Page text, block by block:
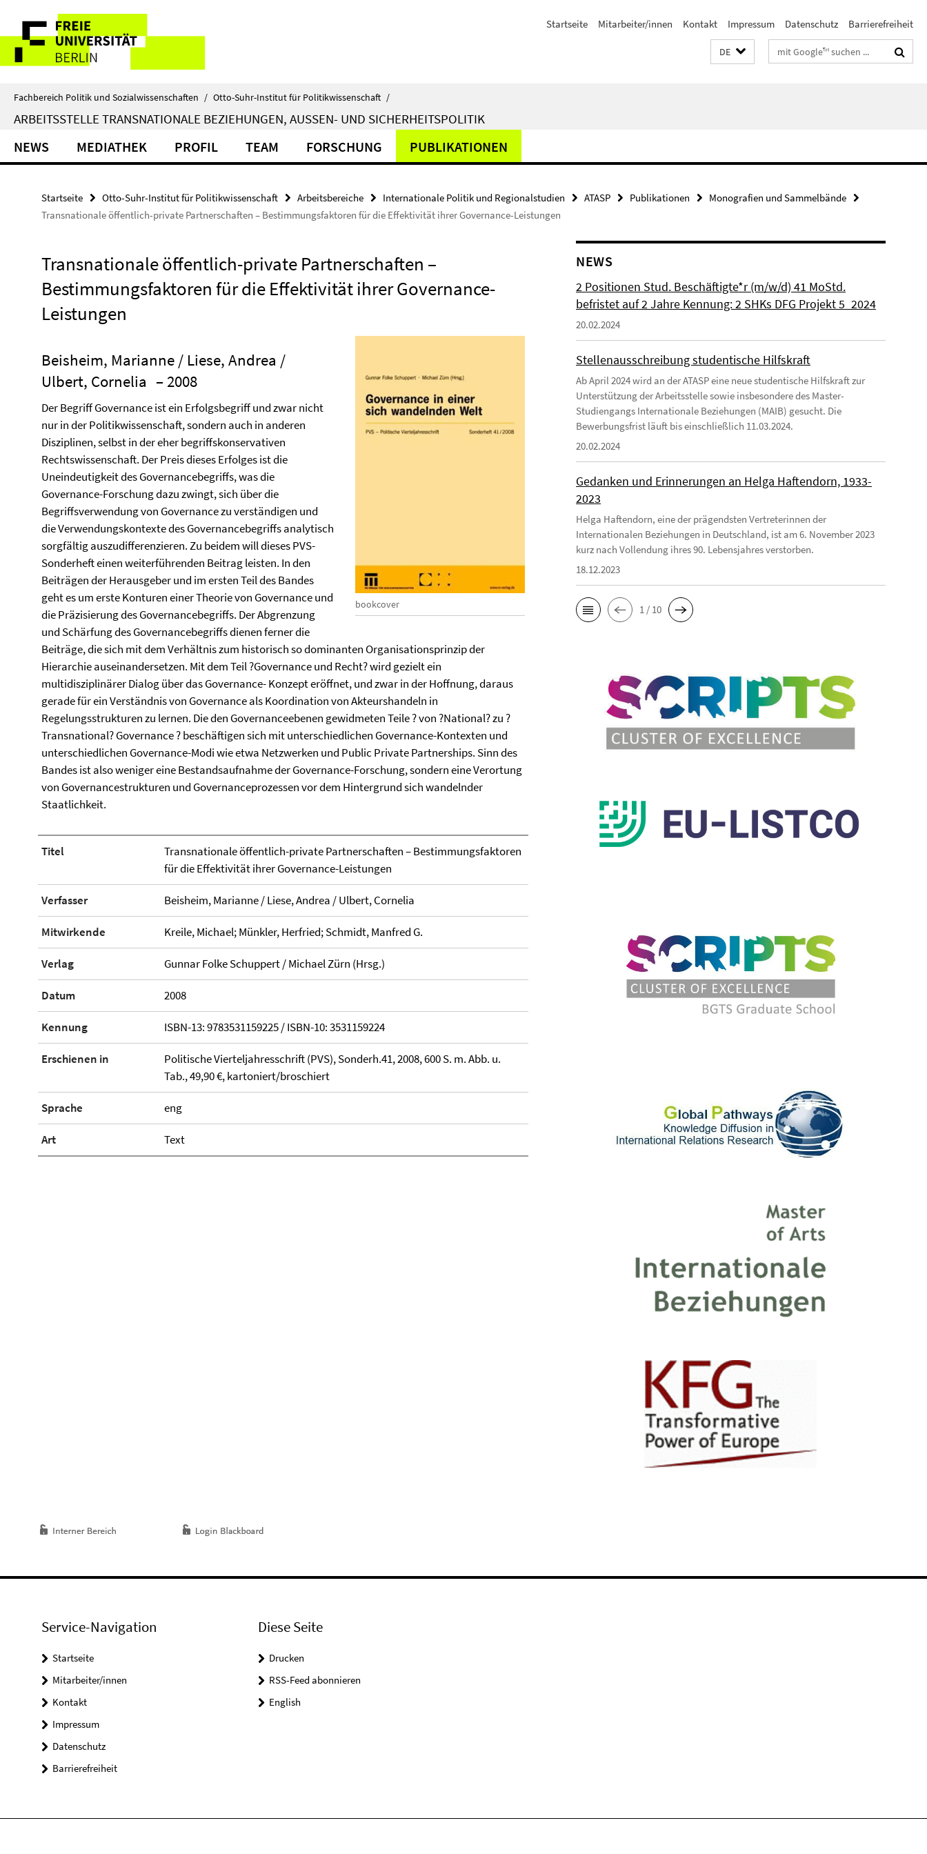
direkt
Inhalt
Service-
Navigation
Startseite Mitarbeiter/innen Kontakt Impressum Datenschutz Barrierefreiheit
DE Suchbegriffe
Fachbereich Politik und Sozialwissenschaften / Otto-Suhr-Institut für Politikwissenschaft /
ARBEITSSTELLE TRANSNATIONALE BEZIEHUNGEN, AUSSEN- UND SICHERHEITSPOLITIK
NEWS MEDIATHEK PROFIL TEAM FORSCHUNG PUBLIKATIONEN
Startseite Otto-Suhr-Institut für Politikwissenschaft Arbeitsbereiche Internationale Politik und Regionalstudien ATASP Publikationen
Monografien und Sammelbände
Transnationale öffentlich-private Partnerschaften – Bestimmungsfaktoren für die Effektivität ihrer Governance-Leistungen
Transnationale öffentlich-private Partnerschaften –
Bestimmungsfaktoren für die Effektivität ihrer Governance-
Leistungen
bookcover
Beisheim, Marianne / Liese, Andrea /
Ulbert, Cornelia – 2008
Der Begriff Governance ist ein Erfolgsbegriff und zwar nicht
nur in der Politikwissenschaft, sondern auch in anderen
Disziplinen, selbst in der eher begriffskonservativen
Rechtswissenschaft. Der Preis dieses Erfolges ist die
Uneindeutigkeit des Governancebegriffs, was die
Governance-Forschung dazu zwingt, sich über die
Begriffsverwendung von Governance zu verständigen und
die Verwendungskontexte des Governancebegriffs analytisch
sorgfältig auszudifferenzieren. Zu beidem will dieses PVS-
Sonderheft einen weiterführenden Beitrag leisten. In den
Beiträgen der Herausgeber und im ersten Teil des Bandes
geht es um erste Konturen einer Theorie von Governance und
die Präzisierung des Governancebegriffs. Der Abgrenzung
und Schärfung des Governancebegriffs dienen ferner die
Beiträge, die sich mit dem Verhältnis zum historisch so dominanten Organisationsprinzip der
Hierarchie auseinandersetzen. Mit dem Teil ?Governance und Recht? wird gezielt ein
multidisziplinärer Dialog über das Governance- Konzept eröffnet, und zwar in der Hoffnung, daraus
gerade für ein Verständnis von Governance als Koordination von Akteurshandeln in
Regelungsstrukturen zu lernen. Die den Governanceebenen gewidmeten Teile ? von ?National? zu ?
Transnational? Governance ? beschäftigen sich mit unterschiedlichen Governance-Kontexten und
unterschiedlichen Governance-Modi wie etwa Netzwerken und Public Private Partnerships. Sinn des
Bandes ist also weniger eine Bestandsaufnahme der Governance-Forschung, sondern eine Verortung
von Governancestrukturen und Governanceprozessen vor dem Hintergrund sich wandelnder
Staatlichkeit.
Titel
Transnationale öffentlich-private Partnerschaften – Bestimmungsfaktoren
für die Effektivität ihrer Governance-Leistungen
Verfasser Beisheim, Marianne / Liese, Andrea / Ulbert, Cornelia
Mitwirkende Kreile, Michael; Münkler, Herfried; Schmidt, Manfred G.
Verlag Gunnar Folke Schuppert / Michael Zürn (Hrsg.)
Datum 2008
Kennung ISBN-13: 9783531159225 / ISBN-10: 3531159224
Erschienen in
Politische Vierteljahresschrift (PVS), Sonderh.41, 2008, 600 S. m. Abb. u.
Tab., 49,90 €, kartoniert/broschiert
Sprache eng
Art Text
NEWS
2 Positionen Stud. Beschäftigte*r (m/w/d) 41 MoStd.
befristet auf 2 Jahre Kennung: 2 SHKs DFG Projekt 5_2024
20.02.2024
Stellenausschreibung studentische Hilfskraft
Ab April 2024 wird an der ATASP eine neue studentische Hilfskraft zur
Unterstützung der Arbeitsstelle sowie insbesondere des Master-
Studiengangs Internationale Beziehungen (MAIB) gesucht. Die
Bewerbungsfrist läuft bis einschließlich 11.03.2024.
20.02.2024
Gedanken und Erinnerungen an Helga Haftendorn, 1933-
2023
Helga Haftendorn, eine der prägendsten Vertreterinnen der
Internationalen Beziehungen in Deutschland, ist am 6. November 2023
kurz nach Vollendung ihres 90. Lebensjahres verstorben.
18.12.2023
1 / 10
Service-Navigation
Startseite
Mitarbeiter/innen
Kontakt
Impressum
Datenschutz
Barrierefreiheit
Diese Seite
Drucken
RSS-Feed abonnieren
English